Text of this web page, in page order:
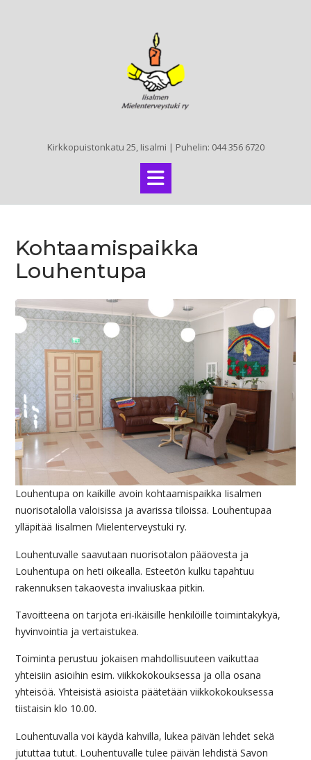
Kirkkopuistonkatu 25, Iisalmi | Puhelin: 044 356 6720
Kohtaamispaikka
Louhentupa
Louhentupa on kaikille avoin kohtaamispaikka Iisalmen
nuorisotalolla valoisissa ja avarissa tiloissa. Louhentupaa
ylläpitää Iisalmen Mielenterveystuki ry.
Louhentuvalle saavutaan nuorisotalon pääovesta ja
Louhentupa on heti oikealla. Esteetön kulku tapahtuu
rakennuksen takaovesta invaliuskaa pitkin.
Tavoitteena on tarjota eri-ikäisille henkilöille toimintakykyä,
hyvinvointia ja vertaistukea.
Toiminta perustuu jokaisen mahdollisuuteen vaikuttaa
yhteisiin asioihin esim. viikkokokouksessa ja olla osana
yhteisöä. Yhteisistä asioista päätetään viikkokokouksessa
tiistaisin klo 10.00.
Louhentuvalla voi käydä kahvilla, lukea päivän lehdet sekä
jututtaa tutut. Louhentuvalle tulee päivän lehdistä Savon